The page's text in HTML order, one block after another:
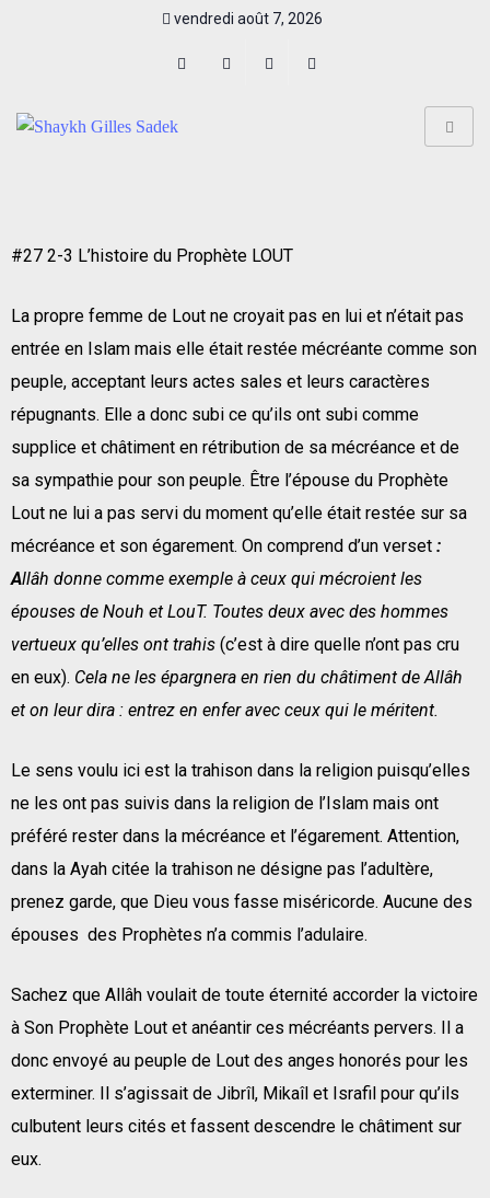
vendredi août 7, 2026
#27 2-3 L’histoire du Prophète LOUT
La propre femme de Lout ne croyait pas en lui et n’était pas
entrée en Islam mais elle était restée mécréante comme son
peuple, acceptant leurs actes sales et leurs caractères
répugnants. Elle a donc subi ce qu’ils ont subi comme
supplice et châtiment en rétribution de sa mécréance et de
sa sympathie pour son peuple. Être l’épouse du Prophète
Lout ne lui a pas servi du moment qu’elle était restée sur sa
mécréance et son égarement. On comprend d’un verset :
Allâh donne comme exemple à ceux qui mécroient les
épouses de Nouh et LouT. Toutes deux avec des hommes
vertueux qu’elles ont trahis (c’est à dire quelle n’ont pas cru
en eux). Cela ne les épargnera en rien du châtiment de Allâh
et on leur dira : entrez en enfer avec ceux qui le méritent.
Le sens voulu ici est la trahison dans la religion puisqu’elles
ne les ont pas suivis dans la religion de l’Islam mais ont
préféré rester dans la mécréance et l’égarement. Attention,
dans la Ayah citée la trahison ne désigne pas l’adultère,
prenez garde, que Dieu vous fasse miséricorde. Aucune des
épouses des Prophètes n’a commis l’adulaire.
Sachez que Allâh voulait de toute éternité accorder la victoire
à Son Prophète Lout et anéantir ces mécréants pervers. Il a
donc envoyé au peuple de Lout des anges honorés pour les
exterminer. Il s’agissait de Jibrîl, Mikaîl et Israfil pour qu’ils
culbutent leurs cités et fassent descendre le châtiment sur
eux.